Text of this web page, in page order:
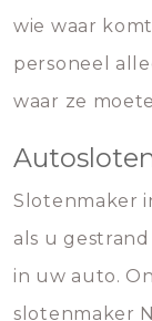
wie waar
personeel
waar ze
Slotenmaker
als u
in uw auto.
slotenmaker